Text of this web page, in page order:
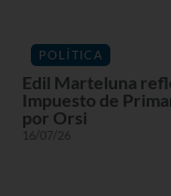
POLÍTICA
Edil Marteluna
Impuesto de
por Orsi
16/07/26